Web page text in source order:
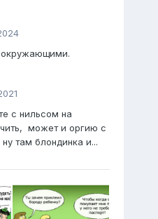
с нильсом на
может и оргию с
там блондинка и...